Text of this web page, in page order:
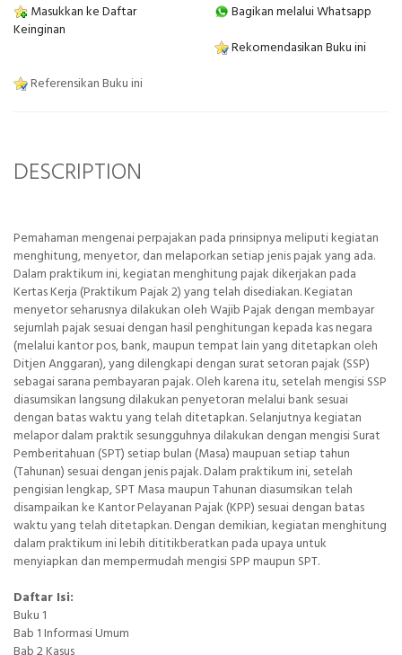
Masukkan ke Daftar
Keinginan
Bagikan melalui Whatsapp
Rekomendasikan Buku ini
Referensikan Buku ini
DESCRIPTION
Pemahaman mengenai perpajakan pada prinsipnya meliputi kegiatan
menghitung, menyetor, dan melaporkan setiap jenis pajak yang ada.
Dalam praktikum ini, kegiatan menghitung pajak dikerjakan pada
Kertas Kerja (Praktikum Pajak 2) yang telah disediakan. Kegiatan
menyetor seharusnya dilakukan oleh Wajib Pajak dengan membayar
sejumlah pajak sesuai dengan hasil penghitungan kepada kas negara
(melalui kantor pos, bank, maupun tempat lain yang ditetapkan oleh
Ditjen Anggaran), yang dilengkapi dengan surat setoran pajak (SSP)
sebagai sarana pembayaran pajak. Oleh karena itu, setelah mengisi SSP
diasumsikan langsung dilakukan penyetoran melalui bank sesuai
dengan batas waktu yang telah ditetapkan. Selanjutnya kegiatan
melapor dalam praktik sesungguhnya dilakukan dengan mengisi Surat
Pemberitahuan (SPT) setiap bulan (Masa) maupuan setiap tahun
(Tahunan) sesuai dengan jenis pajak. Dalam praktikum ini, setelah
pengisian lengkap, SPT Masa maupun Tahunan diasumsikan telah
disampaikan ke Kantor Pelayanan Pajak (KPP) sesuai dengan batas
waktu yang telah ditetapkan. Dengan demikian, kegiatan menghitung
dalam praktikum ini lebih dititikberatkan pada upaya untuk
menyiapkan dan mempermudah mengisi SPP maupun SPT.
Daftar Isi:
Buku 1
Bab 1 Informasi Umum